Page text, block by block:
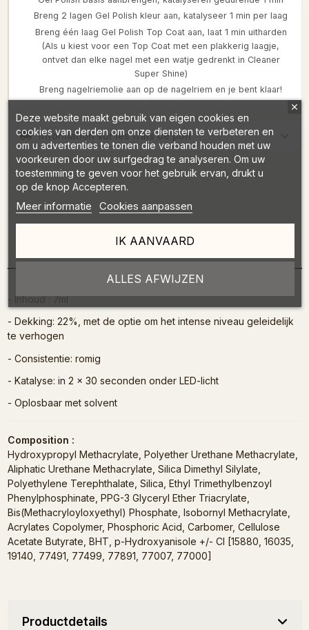
Breng 2 lagen Gel Polish kleur aan, katalyseer 1 min per laag
Breng één laag Gel Polish Top Coat aan, laat 1 min uitharden
(Als u kiest voor een Top Coat met een plakkerig laagje,
ontvet dan elke nagel met een watje gedrenkt in Cleaner
Super Shine)
Breng nagelriemolie aan op de nagelriem en je bent klaar!
Information sur les frais de port
- Inhoud : 7ml
- Dekking: 22%, met de optie om het intense niveau geleidelijk
te verhogen
- Consistentie: romig
- Katalyse: in 2 x 30 seconden onder LED-licht
- Oplosbaar met solvent
Composition :
Hydroxypropyl Methacrylate, Polyether Urethane Methacrylate,
Aliphatic Urethane Methacrylate, Silica Dimethyl Silylate,
Polyethylene Terephthalate, Silica, Ethyl Trimethylbenzoyl
Phenylphosphinate, PPG-3 Glyceryl Ether Triacrylate,
Bis(Methacryloyloxyethyl) Phosphate, Isobornyl Methacrylate,
Acrylates Copolymer, Phosphoric Acid, Carbomer, Cellulose
Acetate Butyrate, BHT, p-Hydroxyanisole +/- CI [15880, 16035,
19140, 77491, 77499, 77891, 77007, 77000]
Productdetails
Deze website maakt gebruik van eigen cookies en
cookies van derden om onze diensten te verbeteren en
om u advertenties te tonen die verband houden met uw
voorkeuren door uw surfgedrag te analyseren. Om uw
toestemming te geven voor het gebruik ervan, drukt u
op de knop Accepteren.
Meer informatie Cookies aanpassen
ALLES AFWIJZEN
IK AANVAARD